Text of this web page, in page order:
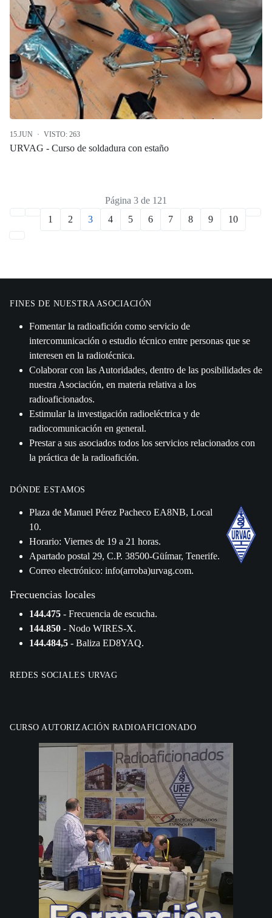
15.JUN VISTO: 263
URVAG - Curso de soldadura con estaño
1 2 3 4 5 6 7 8 9 10
Página 3 de 121
FINES DE NUESTRA ASOCIACIÓN
Fomentar la radioafición como servicio de
intercomunicación o estudio técnico entre personas que se
interesen en la radiotécnica.
Colaborar con las Autoridades, dentro de las posibilidades de
nuestra Asociación, en materia relativa a los
radioaficionados.
Estimular la investigación radioeléctrica y de
radiocomunicación en general.
Prestar a sus asociados todos los servicios relacionados con
la práctica de la radioafición.
DÓNDE ESTAMOS
Plaza de Manuel Pérez Pacheco EA8NB, Local
10.
Horario: Viernes de 19 a 21 horas.
Apartado postal 29, C.P. 38500-Güímar, Tenerife.
Correo electrónico: info(arroba)urvag.com.
Frecuencias locales
144.475 - Frecuencia de escucha.
144.850 - Nodo WIRES-X.
144.484,5 - Baliza ED8YAQ.
REDES SOCIALES URVAG
CURSO AUTORIZACIÓN RADIOAFICIONADO